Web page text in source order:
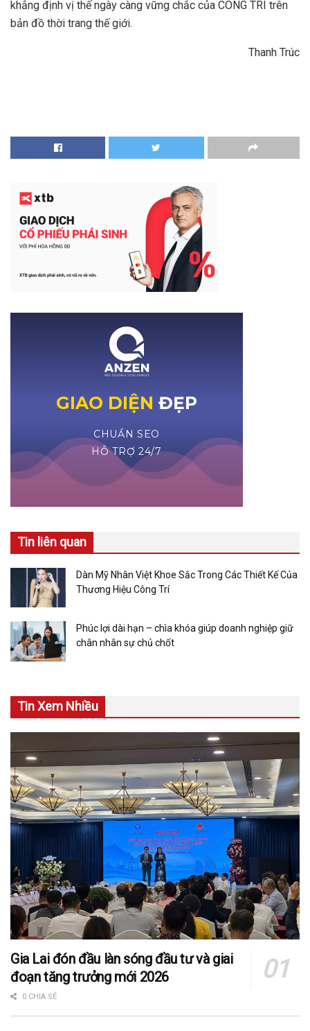
khẳng định vị thế ngày càng vững chắc của CONG TRI trên
bản đồ thời trang thế giới.
Thanh Trúc
Tin liên quan
Dàn Mỹ Nhân Việt Khoe Sắc Trong Các Thiết Kế Của
Thương Hiệu Công Trí
Phúc lợi dài hạn – chìa khóa giúp doanh nghiệp giữ
chân nhân sự chủ chốt
Tin Xem Nhiều
Gia Lai đón đầu làn sóng đầu tư và giai
đoạn tăng trưởng mới 2026
0 CHIA SẺ